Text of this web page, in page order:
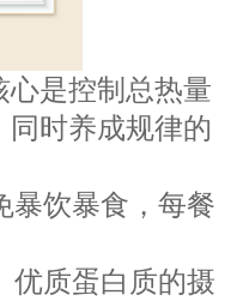
是控制总热量
时养成规律的
暴饮暴食，每餐
优质蛋白质的摄